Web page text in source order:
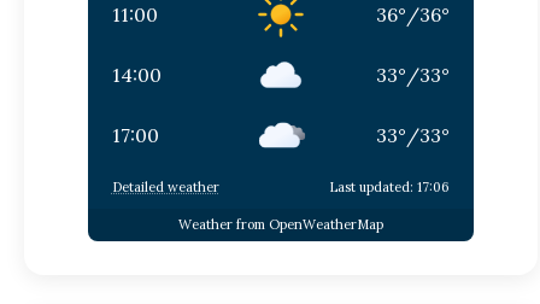
11:00 36° /36°
14:00 33° /33°
17:00 33° /33°
Detailed weather Last updated: 17:06
Weather from OpenWeatherMap